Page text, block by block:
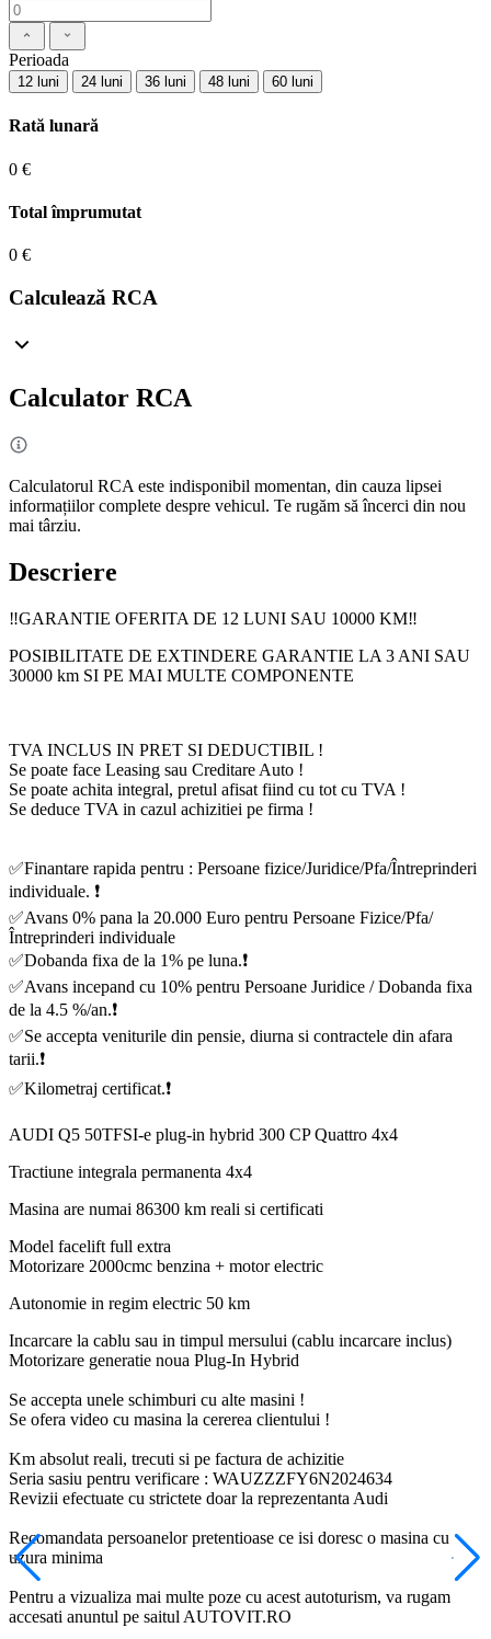
Perioada
12 luni 24 luni 36 luni 48 luni 60 luni
Rată lunară
0 €
Total împrumutat
0 €
Calculează RCA
Calculator RCA
Calculatorul RCA este indisponibil momentan, din cauza lipsei
informațiilor complete despre vehicul. Te rugăm să încerci din nou
mai târziu.
Descriere
‼️GARANTIE OFERITA DE 12 LUNI SAU 10000 KM‼️
POSIBILITATE DE EXTINDERE GARANTIE LA 3 ANI SAU
30000 km SI PE MAI MULTE COMPONENTE
TVA INCLUS IN PRET SI DEDUCTIBIL !
Se poate face Leasing sau Creditare Auto !
Se poate achita integral, pretul afisat fiind cu tot cu TVA !
Se deduce TVA in cazul achizitiei pe firma !
✅Finantare rapida pentru : Persoane fizice/Juridice/Pfa/Întreprinderi
individuale. ❗️
✅Avans 0% pana la 20.000 Euro pentru Persoane Fizice/Pfa/
Întreprinderi individuale
✅Dobanda fixa de la 1% pe luna.❗️
✅Avans incepand cu 10% pentru Persoane Juridice / Dobanda fixa
de la 4.5 %/an.❗️
✅Se accepta veniturile din pensie, diurna si contractele din afara
tarii.❗️
✅Kilometraj certificat.❗️
AUDI Q5 50TFSI-e plug-in hybrid 300 CP Quattro 4x4
Tractiune integrala permanenta 4x4
Masina are numai 86300 km reali si certificati
Model facelift full extra
Motorizare 2000cmc benzina + motor electric
Autonomie in regim electric 50 km
Incarcare la cablu sau in timpul mersului (cablu incarcare inclus)
Motorizare generatie noua Plug-In Hybrid
Se accepta unele schimburi cu alte masini !
Se ofera video cu masina la cererea clientului !
Km absolut reali, trecuti si pe factura de achizitie
Seria sasiu pentru verificare : WAUZZZFY6N2024634
Revizii efectuate cu strictete doar la reprezentanta Audi
Recomandata persoanelor pretentioase ce isi doresc o masina cu
uzura minima
Pentru a vizualiza mai multe poze cu acest autoturism, va rugam
accesati anuntul pe saitul AUTOVIT.RO